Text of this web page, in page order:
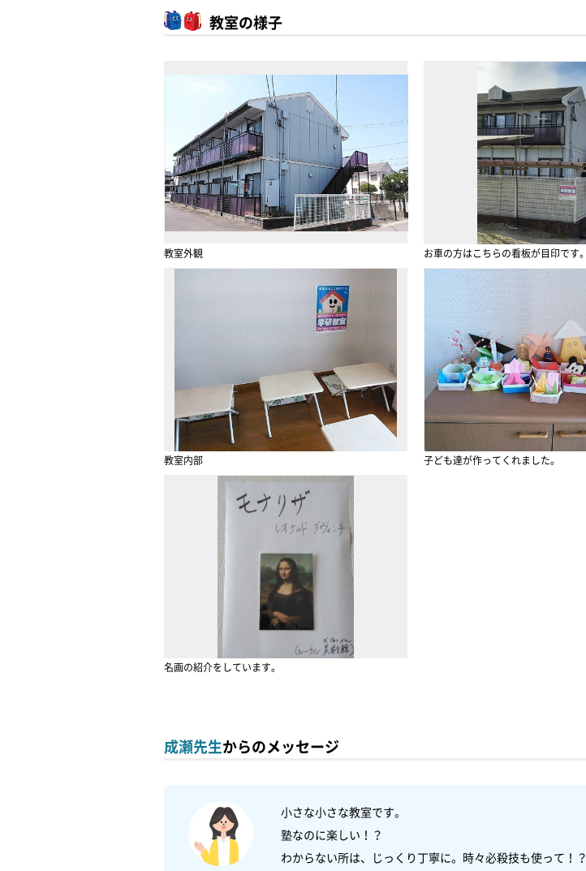
教室の様子
教室外観 お車の方はこちらの看板が目印です。
教室内部 子ども達が作ってくれました。
名画の紹介をしています。
成瀬先生からのメッセージ
小さな小さな教室です。
塾なのに楽しい！？
わからない所は、じっくり丁寧に。時々必殺技も使って！？